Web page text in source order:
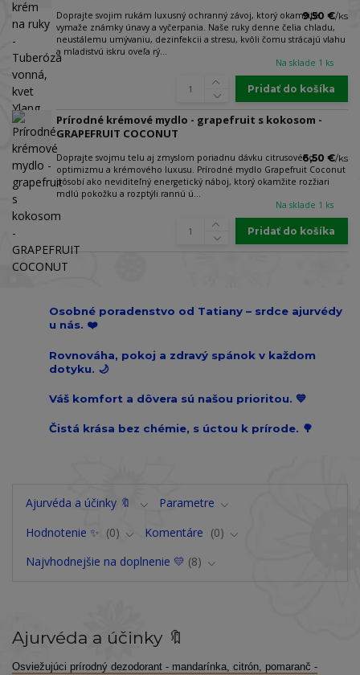
Doprajte svojim rukám luxusný ochranný závoj, ktorý okamžite
vymaže známky únavy a vyčerpania. Naše ruky denne čelia chladu,
neustálemu umývaniu, dezinfekcii a stresu, kvôli čomu strácajú vlahu
a mladistvú iskru oveľa rý...
9,50 €/ks
Na sklade 1 ks
Pridať do košíka
Prírodné krémové mydlo - grapefruit s kokosom -
GRAPEFRUIT COCONUT
Doprajte svojmu telu aj zmyslom poriadnu dávku citrusového
optimizmu a krémového luxusu. Prírodné mydlo Grapefruit Coconut
pôsobí ako neviditeľný energetický náboj, ktorý okamžite rozžiari
mdlú pokožku a rozptýli rannú ú...
6,50 €/ks
Na sklade 1 ks
Pridať do košíka
Osobné poradenstvo od Tatiany – srdce ajurvédy
u nás. ❤️
Rovnováha, pokoj a zdravý spánok v každom
dotyku. 🌙
Váš komfort a dôvera sú našou prioritou. 💙
Čistá krása bez chémie, s úctou k prírode. 🌳
Ajurvéda a účinky 🔖
Parametre
Hodnotenie ✨
0 Komentáre
0
Najvhodnejšie na doplnenie 💛 8
Ajurvéda a účinky 🔖
Osviežujúci prírodný dezodorant - mandarínka, citrón, pomaranč -